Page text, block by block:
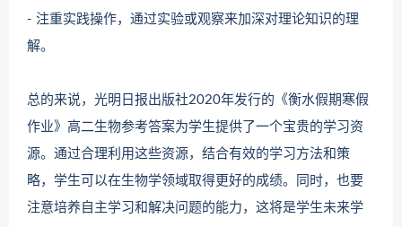
- 注重实践操作，通过实验或观察来加深对理论知识的理
解。
总的来说，光明日报出版社2020年发行的《衡水假期寒假
作业》高二生物参考答案为学生提供了一个宝贵的学习资
源。通过合理利用这些资源，结合有效的学习方法和策
略，学生可以在生物学领域取得更好的成绩。同时，也要
注意培养自主学习和解决问题的能力，这将是学生未来学